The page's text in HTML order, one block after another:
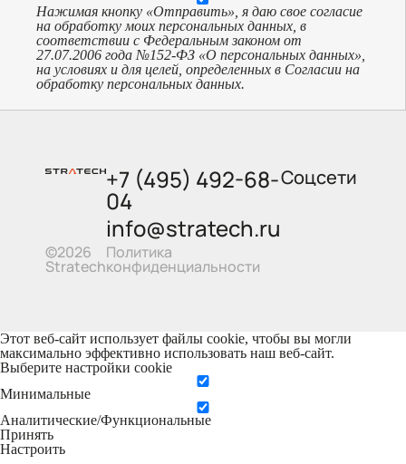
Нажимая кнопку «Отправить», я даю свое согласие
на обработку моих персональных данных, в
соответствии с Федеральным законом от
27.07.2006 года №152-ФЗ «О персональных данных»,
на условиях и для целей, определенных в Согласии на
обработку персональных данных.
©2026
Stratech
+7 (495) 492-68-
04
info@stratech.ru
Политика
конфиденциальности
Соцсети
Этот веб-сайт использует файлы cookie, чтобы вы могли
максимально эффективно использовать наш веб-сайт.
Выберите настройки cookie
Минимальные
Аналитические/Функциональные
Принять
Настроить